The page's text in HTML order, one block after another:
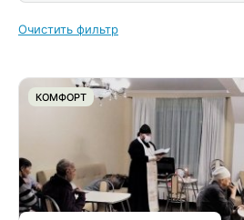
Очистить фильтр
КОМФОРТ